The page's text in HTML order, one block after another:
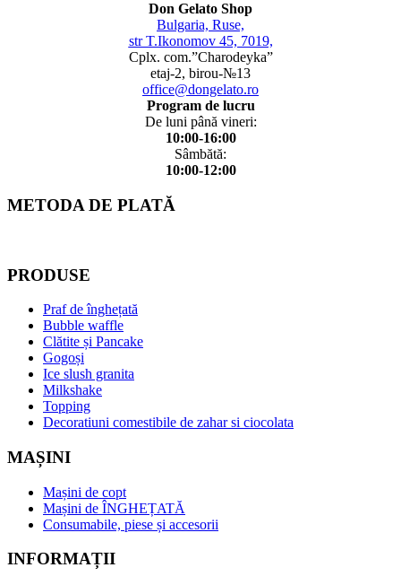
Don Gelato Shop
Bulgaria, Ruse,
str T.Ikonomov 45, 7019,
Cplx. com.”Charodeyka”
etaj-2, birou-№13
office@dongelato.ro
Program de lucru
De luni până vineri:
10:00-16:00
Sâmbătă:
10:00-12:00
METODA DE PLATĂ
PRODUSE
Praf de înghețată
Bubble waffle
Clătite și Pancake
Gogoși
Ice slush granita
Milkshake
Topping
Decoratiuni comestibile de zahar si ciocolata
MAȘINI
Mașini de copt
Mașini de ÎNGHEȚATĂ
Consumabile, piese și accesorii
INFORMAȚII